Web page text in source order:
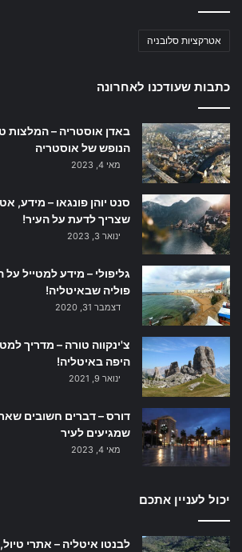
אטרקציות סלובניה
כתבות שעודכנו לאחרונה
באדן אוסטריה – המלצות
הנופש של אוסטריה
מאי 4, 2023
סנט יוהן פונגאו – מידע,
שצריך לדעת על העיר!
ינואר 3, 2023
גליפולי – מידע למטייל
פוליה שבאיטליה!
דצמבר 31, 2020
צ'ינקווה טורה – מדריך
היפה באיטליה!
ינואר 9, 2021
דורס – דברים חשובים
שמגיעים לעיר
מאי 4, 2023
יכול לעניין אתכם
לבנטו איטליה – אתרי